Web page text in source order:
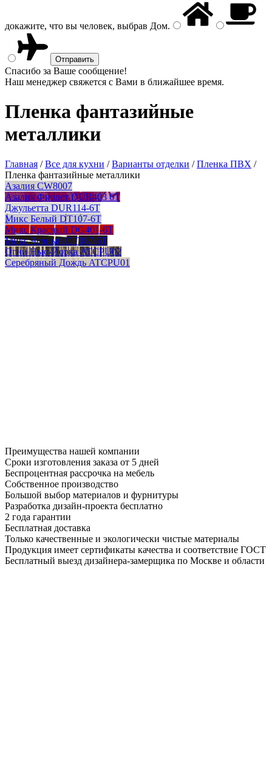
докажите, что вы человек, выбрав Дом.
Спасибо за Ваше сообщение!
Наш менеджер свяжется с Вами в ближайшее время.
Пленка фантазийные
металлики
Главная /Все для кухни /Варианты отделки /Пленка ПВХ /
Пленка фантазийные металлики
Азалия CW8007
Азалия Фиолет DUR403 6T
Джульетта DUR114-6T
Микс Белый DT107-6T
Микс Красный DG401-6T
Микс Черный DT087-6T
Огни Нью-Йорка ATCPU02
Серебряный Дождь ATCPU01
Преимущества нашей компании
Сроки изготовления заказа от 5 дней
Беспроцентная рассрочка на мебель
Собственное производство
Большой выбор материалов и фурнитуры
Разработка дизайн-проекта бесплатно
2 года гарантии
Бесплатная доставка
Только качественные и экологически чистые материалы
Продукция имеет сертификаты качества и соответствие ГОСТ
Бесплатный выезд дизайнера-замерщика по Москве и области